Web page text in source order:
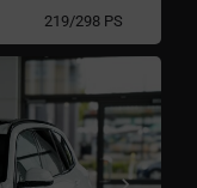
219/298 PS